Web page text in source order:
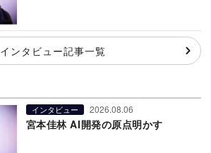
インタビュー記事一覧
インタビュー 2026.08.06
宮本佳林 AI開発の原点明かす